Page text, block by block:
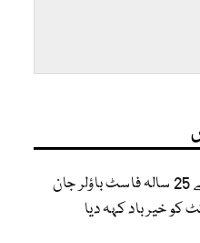
انگلینڈ کے 25 سالہ فاسٹ باؤلر جان
کو خیر باد کہہ دیا